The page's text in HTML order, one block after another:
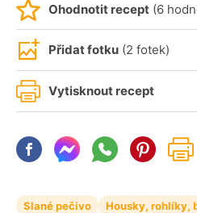
Ohodnotit recept (6
Přidat fotku (2 fotek)
Vytisknout recept
Slané pečivo Housky, rohlíky,